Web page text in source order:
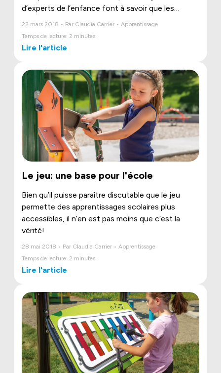
d’experts de l’enfance font à savoir que les
22 mars 2018 • Par Claudia Carrier • Apprentissage
Temps de lecture: 2 minutes
Lire l'article
Le jeu: une base pour l'école
Bien qu’il puisse paraître discutable que le jeu
permette des apprentissages scolaires plus
accessibles, il n’en est pas moins que c’est la
vérité!
28 mai 2018 • Par Claudia Carrier • Apprentissage
Temps de lecture: 2 minutes
Lire l'article